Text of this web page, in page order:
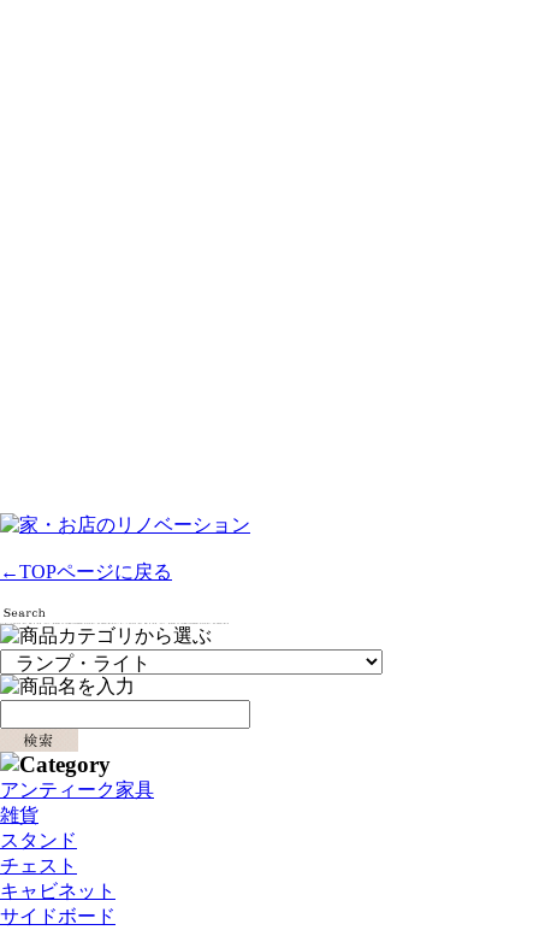
←TOPページに戻る
アンティーク家具
雑貨
スタンド
チェスト
キャビネット
サイドボード